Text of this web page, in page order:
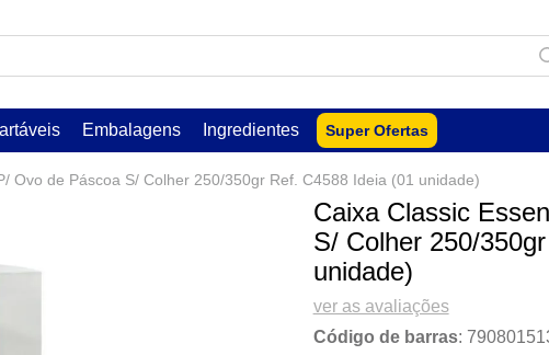
Embalagens Ingredientes Super Ofertas
Ovo de Páscoa S/ Colher 250/350gr Ref. C4588 Ideia (01 unidade)
Caixa Classic
S/ Colher 250/
unidade)
ver as avaliações
Código de barras: